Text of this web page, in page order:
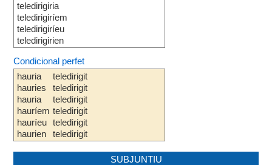
teledirigiria
teledirigiríem
teledirigiríeu
teledirigirien
Condicional perfet
hauria
hauries
hauria
hauríem
hauríeu
haurien
teledirigit
teledirigit
teledirigit
teledirigit
teledirigit
teledirigit
SUBJUNTIU